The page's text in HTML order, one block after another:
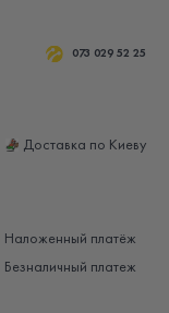
073 029 52 25
Доставка по Киеву
Наложенный платёж
Безналичный платеж